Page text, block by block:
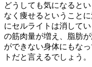
どうしても気になると
なく痩せるということ
にセルライトは消して
の筋肉量が増え、脂肪
ができない身体にもな
トだと言えるでしょう。